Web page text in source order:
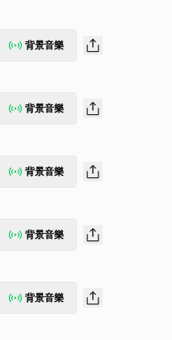
背景音樂
背景音樂
背景音樂
背景音樂
背景音樂